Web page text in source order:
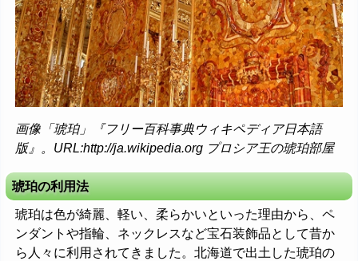
画像「琥珀」『フリー百科事典ウィキペディア日本語
版』。URL:http://ja.wikipedia.org プロシア王の琥珀部屋
琥珀の利用法
琥珀は色が綺麗、軽い、柔らかいといった理由から、ペ
ンダントや指輪、ネックレスなど宝石装飾品として昔か
ら人々に利用されてきました。北海道で出土した琥珀の